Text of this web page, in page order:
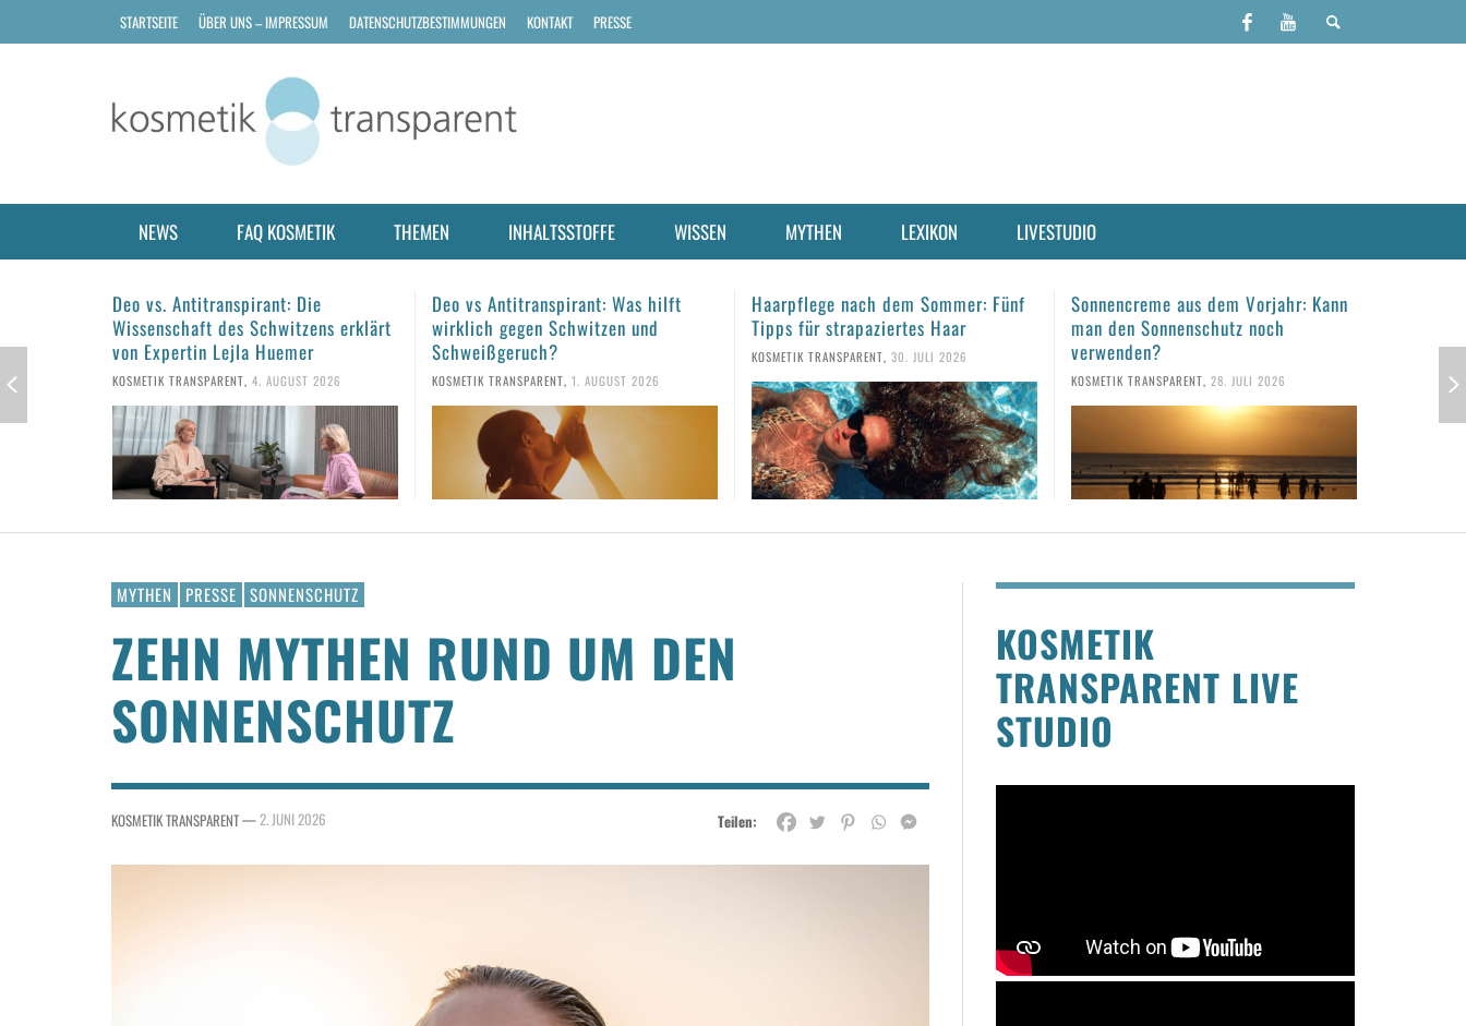
STARTSEITE ÜBER UNS – IMPRESSUM DATENSCHUTZBESTIMMUNGEN KONTAKT PRESSE
NEWS FAQ KOSMETIK THEMEN INHALTSSTOFFE WISSEN MYTHEN LEXIKON LIVESTUDIO
Deo vs Antitranspirant: Was hilft
wirklich gegen Schwitzen und
Schweißgeruch?
KOSMETIK TRANSPARENT, 1. AUGUST 2026
Haarpflege nach dem Sommer: Fünf
Tipps für strapaziertes Haar
KOSMETIK TRANSPARENT
Sonnencreme aus dem Vorjahr: Kann
man den Sonnenschutz noch
verwenden?
KOSMETIK TRANSPARENT, 28. JULI 2026
Haare täglich waschen?
KOSMETIK TRANSPARENT, 23. JULI 2026
KOSMETIK
MYTHEN PRESSE SONNENSCHUTZ
ZEHN MYTHEN RUND UM DEN
SONNENSCHUTZ
Teilen:
KOSMETIK TRANSPARENT— 2. JUNI 2026
KOSMETIK
TRANSPARENT LIVE
STUDIO